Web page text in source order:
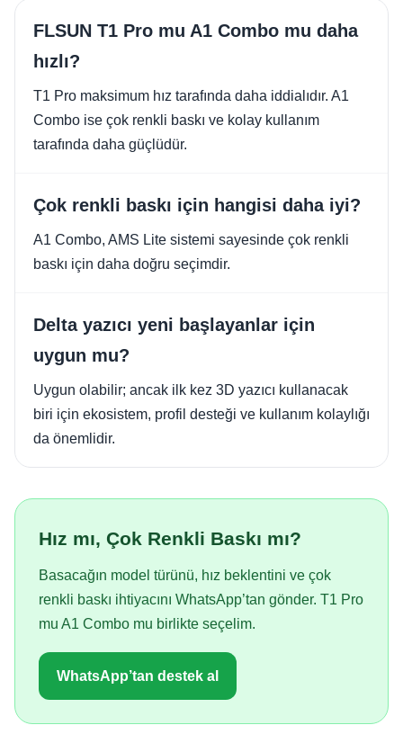
FLSUN T1 Pro mu A1 Combo mu daha
hızlı?
T1 Pro maksimum hız tarafında daha iddialıdır. A1
Combo ise çok renkli baskı ve kolay kullanım
tarafında daha güçlüdür.
Çok renkli baskı için hangisi daha iyi?
A1 Combo, AMS Lite sistemi sayesinde çok renkli
baskı için daha doğru seçimdir.
Delta yazıcı yeni başlayanlar için
uygun mu?
Uygun olabilir; ancak ilk kez 3D yazıcı kullanacak
biri için ekosistem, profil desteği ve kullanım kolaylığı
da önemlidir.
Hız mı, Çok Renkli Baskı mı?
Basacağın model türünü, hız beklentini ve çok
renkli baskı ihtiyacını WhatsApp’tan gönder. T1 Pro
mu A1 Combo mu birlikte seçelim.
WhatsApp’tan destek al